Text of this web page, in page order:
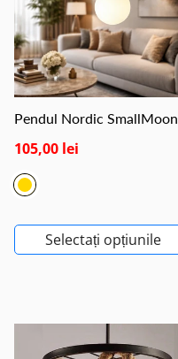
Pendul Nordic SmallMoon
105,00 lei
Selectați opțiunile